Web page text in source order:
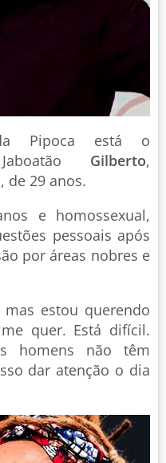
Pipoca está o
Gilberto,
de 29 anos.
e homossexual,
pessoais após
por áreas nobres e
estou querendo
quer. Está difícil.
homens não têm
dar atenção o dia